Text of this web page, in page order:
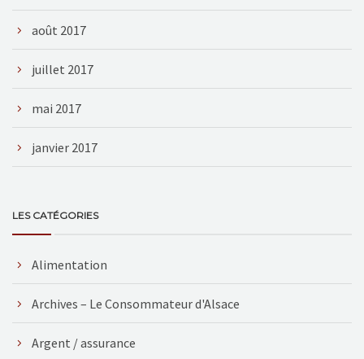
août 2017
juillet 2017
mai 2017
janvier 2017
LES CATÉGORIES
Alimentation
Archives – Le Consommateur d'Alsace
Argent / assurance